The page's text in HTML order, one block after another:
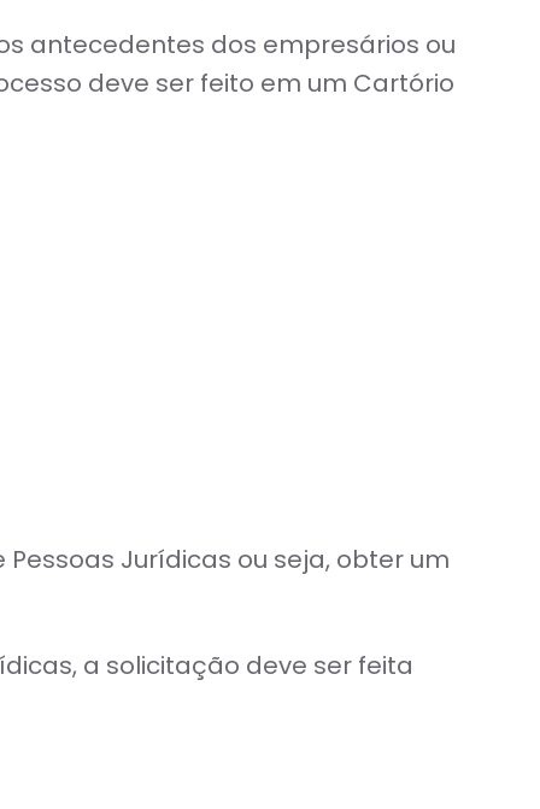
antecedentes dos empresários ou
deve ser feito em um Cartório
Jurídicas ou seja, obter um
a solicitação deve ser feita